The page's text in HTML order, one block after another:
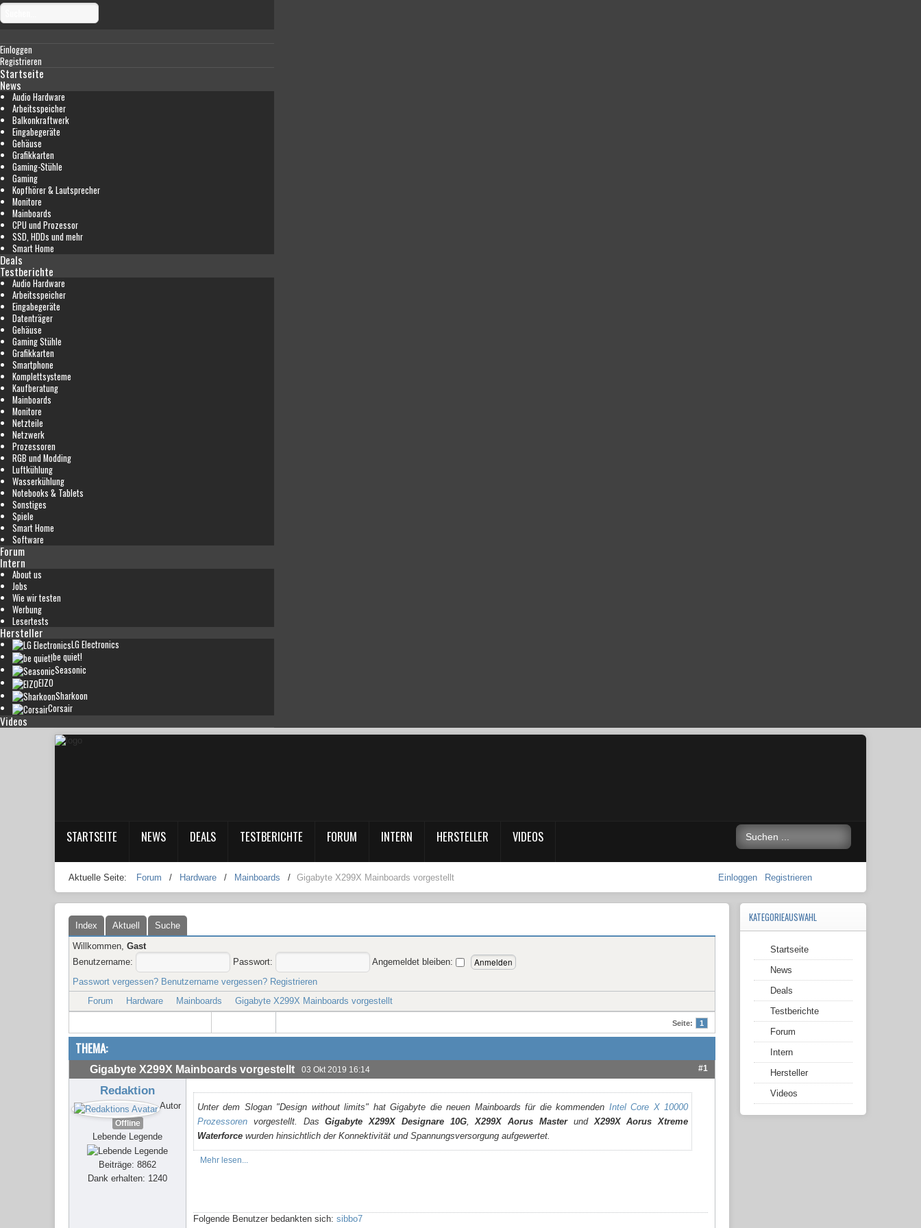
Einloggen
Registrieren
Startseite
News
Audio Hardware
Arbeitsspeicher
Balkonkraftwerk
Eingabegeräte
Gehäuse
Grafikkarten
Gaming-Stühle
Gaming
Kopfhörer & Lautsprecher
Monitore
Mainboards
CPU und Prozessor
SSD, HDDs und mehr
Smart Home
Deals
Testberichte
Audio Hardware
Arbeitsspeicher
Eingabegeräte
Datenträger
Gehäuse
Gaming Stühle
Grafikkarten
Smartphone
Komplettsysteme
Kaufberatung
Mainboards
Monitore
Netzteile
Netzwerk
Prozessoren
RGB und Modding
Luftkühlung
Wasserkühlung
Notebooks & Tablets
Sonstiges
Spiele
Smart Home
Software
Forum
Intern
About us
Jobs
Wie wir testen
Werbung
Lesertests
Hersteller
LG Electronics
be quiet!
Seasonic
EIZO
Sharkoon
Corsair
Videos
STARTSEITE NEWS DEALS TESTBERICHTE FORUM INTERN HERSTELLER VIDEOS
Aktuelle Seite: Forum / Hardware / Mainboards / Gigabyte X299X Mainboards vorgestellt Einloggen Registrieren
Index Aktuell
Suche
Willkommen, Gast
Benutzername:
Passwort:
Angemeldet bleiben:
Passwort vergessen? Benutzername vergessen? Registrieren
Forum
Hardware Mainboards Gigabyte X299X Mainboards vorgestellt
Seite: 1
THEMA:
Gigabyte X299X Mainboards vorgestellt 03 Okt 2019 16:14 #1
Redaktion
Autor
Offline
Lebende Legende
Beiträge: 8862
Dank erhalten: 1240
Unter dem Slogan "Design without limits" hat Gigabyte die neuen Mainboards für die kommenden Intel Core X 10000
Prozessoren vorgestellt. DasGigabyte X299X Designare 10G,X299X Aorus MasterundX299X Aorus Xtreme
Waterforce wurden hinsichtlich der Konnektivität und Spannungsversorgung aufgewertet.
Mehr lesen...
Folgende Benutzer bedankten sich: sibbo7
KATEGORIEAUSWAHL
Startseite
News
Deals
Testberichte
Forum
Intern
Hersteller
Videos